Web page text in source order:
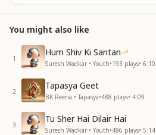
तुम्हारे संकल्प हैं धधकते अँगारे।
बोल में तुम्हारे वरदानों के भंडारे।।
उठो कुमारों, जागो कुमारों
अपने कर्मों को तुम सुधारों
योग तुम्हारा जैसे कि दावानल।
ज्वालामुखी से जलते तुम प्रबल।
तूफानों में कश्ती को मोड़ दो।
व्यर्थ की चट्टानों को तोड़ दो।।
You might also like
1
Hum Shiv Ki Santan
Suresh Wadkar • Youth•193 plays• 6:10
2
Tapasya Geet
BK Reena • Tapasya•488 plays• 4:09
3
Tu Sher Hai Dilair Hai
Suresh Wadkar • Youth•486 plays• 5:14